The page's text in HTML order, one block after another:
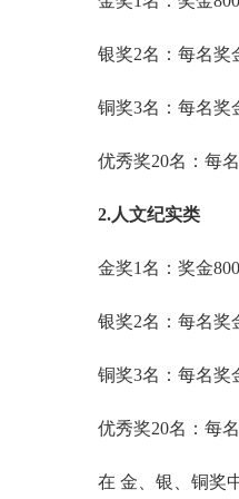
银奖2名：每名奖
铜奖3名：每名奖
优秀奖20名：每
2.人文纪实类
金奖1名：奖金
银奖2名：每名奖
铜奖3名：每名奖
优秀奖20名：每
在 金、银、铜奖